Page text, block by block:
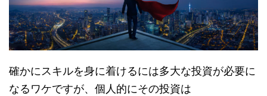
確かにスキルを身に着けるには多大な投資が必要に
なるワケですが、個人的にその投資は